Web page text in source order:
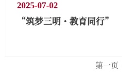
2025-07-02
“筑梦三明・教育同行”
第一页